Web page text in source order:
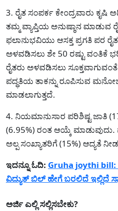
3. ರೈತ ಸಂಪರ್ಕ ಕೇಂದ್ರವಾರು
ತಮ್ಮ ವ್ಯಾಪ್ತಿಯ ಅನುಷ್ಠಾನ ಮಾಡುವ
ಫಲಾನುಭವಿಯು ಆಸಕ್ತ ಪ್ರಗತಿ ಪರ
ಅಳವಡಿಸಲು ಶೇ 50 ರಷ್ಟು ವಂತಿಕೆ
ರೈತರು ಅಳವಡಿಸಲು
ಪದ್ಧತಿಯ ತಾಕನ್ನು ರೂಪಿಸುವ
ಮಾಡಲಾಗುತ್ತದೆ.
4. ನಿಯಮಾನುಸಾರ ಪರಿಶಿಷ್ಟ ಜಾತಿ
(6.95%) ರಂತ ಆಯ್ಕೆ
ಅಲ್ಪ ಸಂಖ್ಯಾತರಿಗೆ (15%) ಆದ್ಯತೆ
ಇದನ್ನೂ ಓದಿ: Gruha joythi
ವಿದ್ಯುತ್ ಬಿಲ್ ಹೇಗೆ ಬರಲಿದೆ ಇಲ್ಲಿದೆ
ಅರ್ಜಿ ಎಲ್ಲಿ ಸಲ್ಲಿಸಬೇಕು?